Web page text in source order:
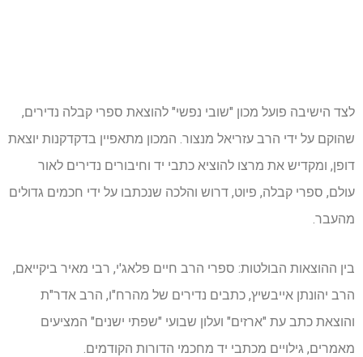
לצד הישיבה פועל מכון "שובי נפשי" להוצאת ספרי קבלה נדירים,
שהוקם על ידי הרב עזריאל מנצור. המכון מתאפיין בדקדקנות יוצאת
דופן, ומקדיש את מרצו להוציא כתבי יד וחיבורים נדירים לאור
עולם, ספרי קבלה, פיוט, דרוש והלכה שנכתבו על ידי חכמים גדולים
מהעבר.
בין ההוצאות הבולטות: ספרי הרב חיים פלאג'י, רבי מאיר ביקייאם,
הרב יהונתן אייבשיץ, כתבים נדירים של מהרח"ו, הרב אדר"ת
והוצאת כתב עת "ארזים" ועלון שבועי "שפתי ישנים" המציעים
מאמרים, גילויים מכתבי יד מחכמי הדורות הקודמים.